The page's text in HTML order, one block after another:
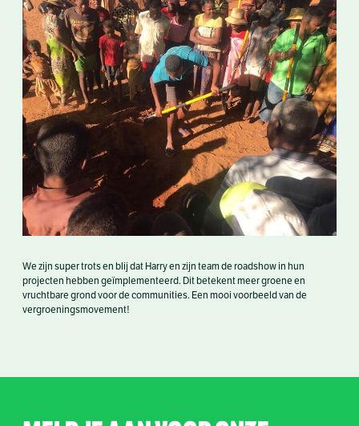
We zijn super trots en blij dat Harry en zijn team de roadshow in hun
projecten hebben geïmplementeerd. Dit betekent meer groene en
vruchtbare grond voor de communities. Een mooi voorbeeld van de
vergroeningsmovement!